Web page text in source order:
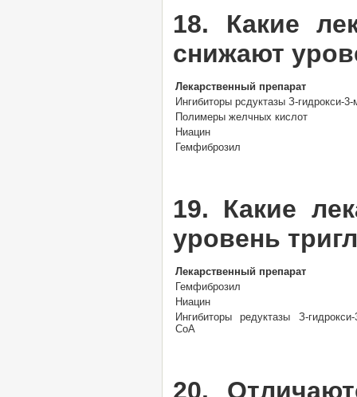
18. Какие
снижают
Лекарственный препарат
Ингибиторы рсдуктазы З-гидрокси-
Полимеры желчных кислот
Ниацин
Гемфиброзил
19. Какие
уровень
Лекарственный препарат
Гемфиброзил
Ниацин
Ингибиторы редуктазы З-
СоА
20.